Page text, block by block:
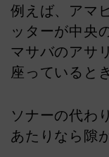
例えば、アマ
ッターが中央
マサバのアサ
座っていると
ソナーの代わ
あたりなら隙